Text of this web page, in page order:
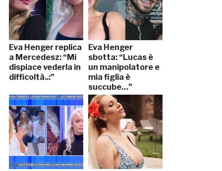
Eva Henger replica
a Mercedesz: “Mi
dispiace vederla in
difficoltà..:”
Eva Henger
sbotta: “Lucas è
un manipolatore e
mia figlia è
succube…”